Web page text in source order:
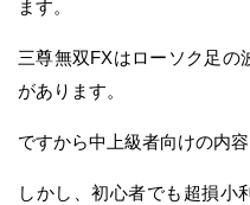
ます。
三尊無双FXはローソク足の
があります。
ですから中上級者向けの内容
しかし、初心者でも超損小